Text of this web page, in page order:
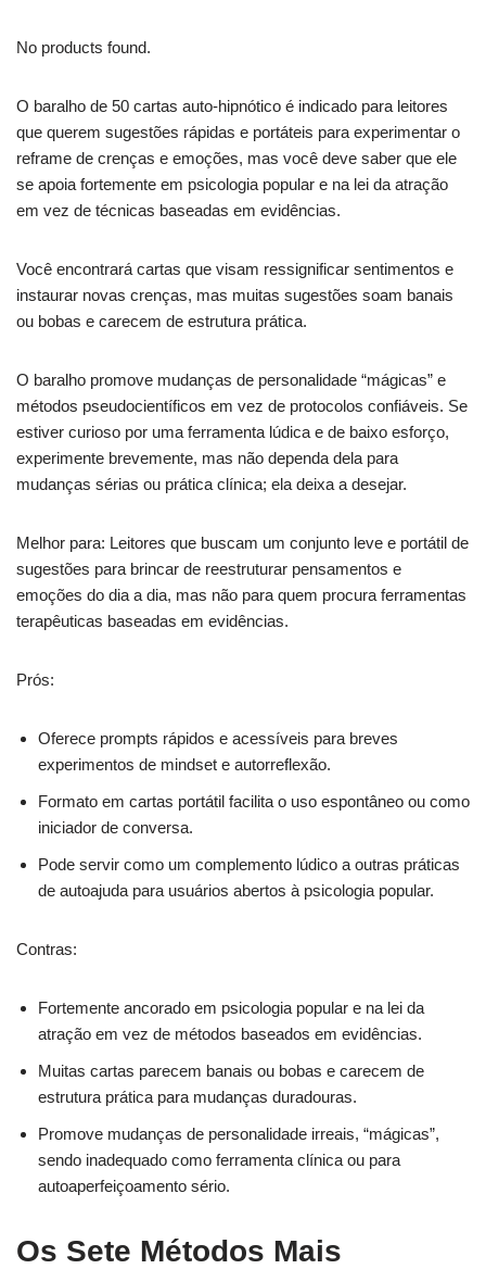
No products found.
O baralho de 50 cartas auto-hipnótico é indicado para leitores
que querem sugestões rápidas e portáteis para experimentar o
reframe de crenças e emoções, mas você deve saber que ele
se apoia fortemente em psicologia popular e na lei da atração
em vez de técnicas baseadas em evidências.
Você encontrará cartas que visam ressignificar sentimentos e
instaurar novas crenças, mas muitas sugestões soam banais
ou bobas e carecem de estrutura prática.
O baralho promove mudanças de personalidade “mágicas” e
métodos pseudocientíficos em vez de protocolos confiáveis. Se
estiver curioso por uma ferramenta lúdica e de baixo esforço,
experimente brevemente, mas não dependa dela para
mudanças sérias ou prática clínica; ela deixa a desejar.
Melhor para: Leitores que buscam um conjunto leve e portátil de
sugestões para brincar de reestruturar pensamentos e
emoções do dia a dia, mas não para quem procura ferramentas
terapêuticas baseadas em evidências.
Prós:
Oferece prompts rápidos e acessíveis para breves
experimentos de mindset e autorreflexão.
Formato em cartas portátil facilita o uso espontâneo ou como
iniciador de conversa.
Pode servir como um complemento lúdico a outras práticas
de autoajuda para usuários abertos à psicologia popular.
Contras:
Fortemente ancorado em psicologia popular e na lei da
atração em vez de métodos baseados em evidências.
Muitas cartas parecem banais ou bobas e carecem de
estrutura prática para mudanças duradouras.
Promove mudanças de personalidade irreais, “mágicas”,
sendo inadequado como ferramenta clínica ou para
autoaperfeiçoamento sério.
Os Sete Métodos Mais